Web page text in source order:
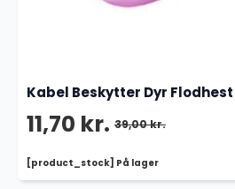
[product_stock] På lager
Kabel Beskytter Dyr Flodhest
39,00kr.
Den
oprindelige
11,70 kr.
Den
aktuelle